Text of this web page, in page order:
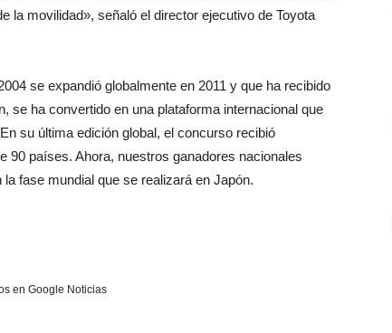
la movilidad», señaló el director ejecutivo de Toyota
se expandió globalmente en 2011 y que ha recibido
se ha convertido en una plataforma internacional que
su última edición global, el concurso recibió
90 países. Ahora, nuestros ganadores nacionales
fase mundial que se realizará en Japón.
en Google Noticias